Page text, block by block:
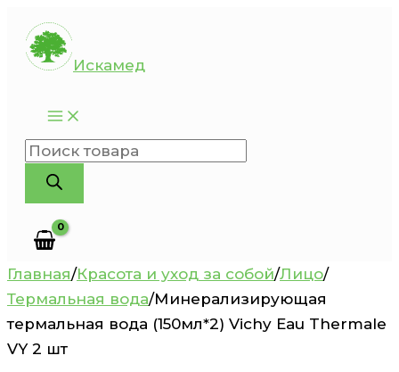
Перейти
содержимому
Искамед
Поиск
товаров
Главная/Красота и уход за собой/Лицо/
Термальная вода/Минерализирующая
термальная вода (150мл*2) Vichy Eau Thermale
VY 2 шт